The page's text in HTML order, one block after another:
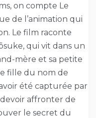
on compte Le
de l’animation qui
Le film raconte
qui vit dans un
mère et sa petite
fille du nom de
été capturée par
devoir affronter de
le secret du